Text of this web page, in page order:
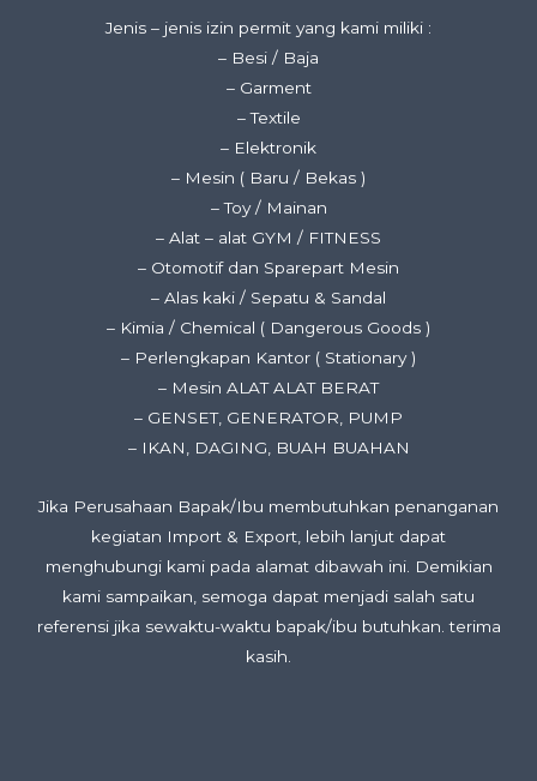
Jenis – jenis izin permit yang kami miliki :
– Besi / Baja
– Garment
– Textile
– Elektronik
– Mesin ( Baru / Bekas )
– Toy / Mainan
– Alat – alat GYM / FITNESS
– Otomotif dan Sparepart Mesin
– Alas kaki / Sepatu & Sandal
– Kimia / Chemical ( Dangerous Goods )
– Perlengkapan Kantor ( Stationary )
– Mesin ALAT ALAT BERAT
– GENSET, GENERATOR, PUMP
– IKAN, DAGING, BUAH BUAHAN
Jika Perusahaan Bapak/Ibu membutuhkan penanganan
kegiatan Import & Export, lebih lanjut dapat
menghubungi kami pada alamat dibawah ini. Demikian
kami sampaikan, semoga dapat menjadi salah satu
referensi jika sewaktu-waktu bapak/ibu butuhkan. terima
kasih.